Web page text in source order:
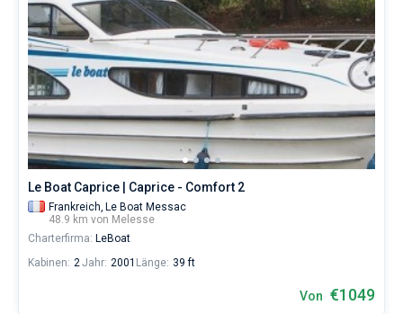
Le Boat Caprice | Caprice - Comfort 2
Frankreich, Le Boat Messac
48.9 km von Melesse
Charterfirma: LeBoat
Kabinen: 2Jahr: 2001 Länge: 39 ft
Von €1049